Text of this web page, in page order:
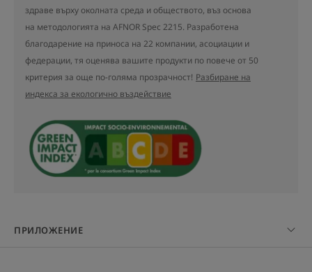
НЯКОЛКО ДУМИ ОТ НАШИЯ
ЕКСПЕРТ
Богата, кремообразна
текстура, обогатена с
дълготраен комфорт дори на
здраве върху околната среда и обществото, въз основа
на методологията на AFNOR Spec 2215. Разработена
благодарение на приноса на 22 компании, асоциации и
федерации, тя оценява вашите продукти по повече от 50
критерия за още по-голяма прозрачност! Разбиране на
индекса за екологично въздействие
ПРИЛОЖЕНИЕ